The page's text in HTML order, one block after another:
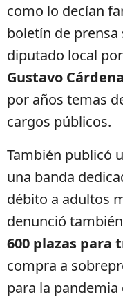
como lo decían
boletín de
diputado local
Gustavo
por años temas
cargos públicos.
También publicó
una banda
débito a adultos
denunció
600 plazas para
compra a
para la pandemia